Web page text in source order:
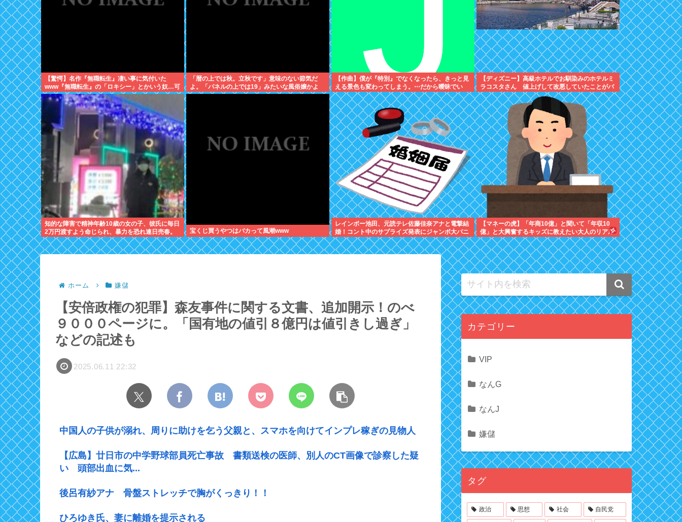
【驚愕】名作『無職転生』凄い事に気付いた
www『無職転生』の「ロキシー」とかいう奴…可
愛いけど…もしかして…
「暦の上では秋。立秋です」意味のない節気だ
よ。「パネルの上では19」みたいな風俗嬢かよ
【作曲】僕が『特別』でなくなったら、きっと見
える景色も変わってしまう。⋯だから曖昧でい
い。どうか、白黒ハッキリさせないで
【ディズニー】高級ホテルでお馴染みのホテルミ
ラコスタさん 値上げして改悪していたことがバ
レて炎上中
知的な障害で精神年齢10歳の女の子、彼氏に毎日
2万円渡すよう命じられ、暴力を恐れ連日売春。
客の82歳を殺害し逮捕
宝くじ買うやつはバカって風潮www
レインボー池田、元読テレ佐藤佳奈アナと電撃結
婚！コント中のサプライズ発表にジャンボ大パニ
ック
【マネーの虎】「年商10億」と聞いて「年収10
億」と大興奮するキッズに教えたい大人のリアル
ホーム 嫌儲
【安倍政権の犯罪】森友事件に関する文書、追加開示！のべ
９０００ページに。「国有地の値引８億円は値引きし過ぎ」
などの記述も
2025.06.11 22:32
中国人の子供が溺れ、周りに助けを乞う父親と、スマホを向けてインプレ稼ぎの見物人
【広島】廿日市の中学野球部員死亡事故 書類送検の医師、別人のCT画像で診察した疑
い 頭部出血に気...
後呂有紗アナ 骨盤ストレッチで胸がくっきり！！
ひろゆき氏、妻に離婚を提示される
カテゴリー
VIP
なんG
なんJ
嫌儲
タグ
政治 思想 社会 自民党